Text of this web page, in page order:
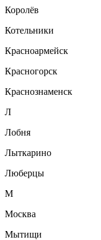
Королёв
Котельники
Красноармейск
Красногорск
Краснознаменск
Л
Лобня
Лыткарино
Люберцы
М
Москва
Мытищи